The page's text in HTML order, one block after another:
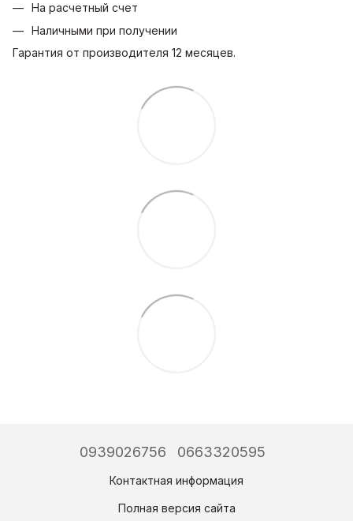
На расчетный счет
Наличными при получении
Гарантия от производителя 12 месяцев.
0939026756 0663320595
Контактная информация
Полная версия сайта